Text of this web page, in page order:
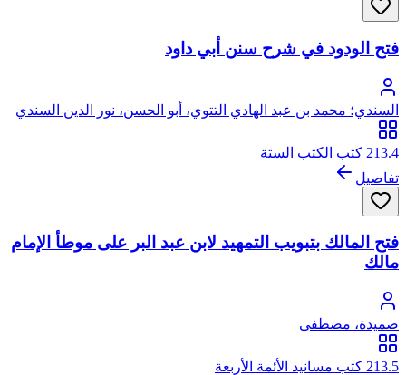
فتح الودود في شرح سنن أبي داود
السندي؛ محمد بن عبد الهادي التتوي، أبو الحسن، نور الدين السندي
213.4 كتب الكتب الستة
تفاصيل
فتح المالك بتبويب التمهيد لابن عبد البر على موطأ الإمام
مالك
صميدة، مصطفى
213.5 كتب مسانيد الأئمة الأربعة